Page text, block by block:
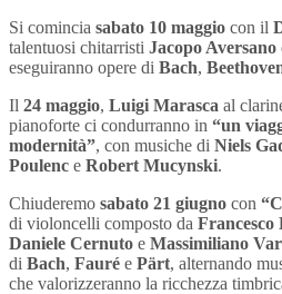
Si comincia sabato 10 maggio con il
talentuosi chitarristi Jacopo Aversano
eseguiranno opere di Bach,
Il 24 maggio, Luigi Marasca al
pianoforte ci condurranno in “un
modernità”, con musiche di Niels
Poulenc e Robert Mucynski.
Chiuderemo sabato 21 giugno con
di violoncelli composto da Francesco
Daniele Cernuto e Massimiliano
di Bach, Fauré e Pärt, alternando
che valorizzeranno la ricchezza